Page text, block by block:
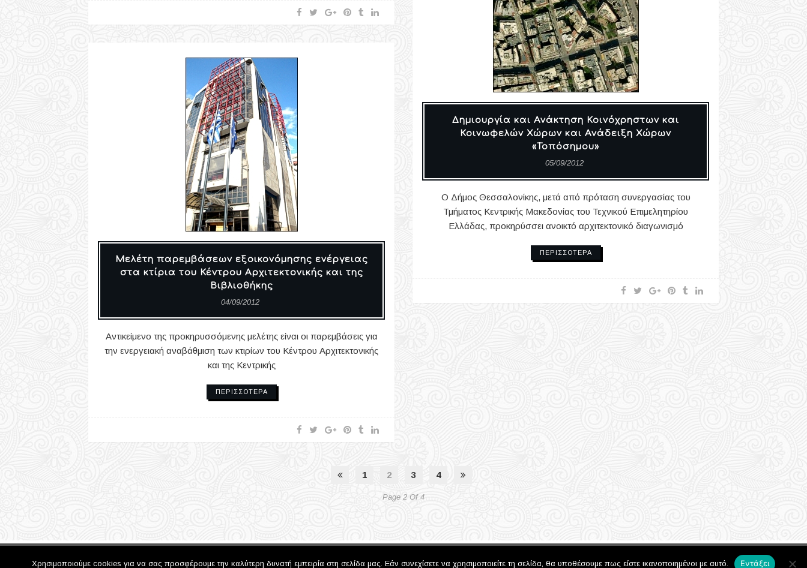
Δημιουργία και Ανάκτηση Κοινόχρηστων και
Κοινωφελών Χώρων και Ανάδειξη Χώρων
«Τοπόσημου»
05/09/2012
Ο Δήμος Θεσσαλονίκης, μετά από πρόταση συνεργασίας του
Τμήματος Κεντρικής Μακεδονίας του Τεχνικού Επιμελητηρίου
Ελλάδας, προκηρύσσει ανοικτό αρχιτεκτονικό διαγωνισμό
ΠΕΡΙΣΣΌΤΕΡΑ
Μελέτη παρεμβάσεων εξοικονόμησης ενέργειας
στα κτίρια του Κέντρου Αρχιτεκτονικής και της
Βιβλιοθήκης
04/09/2012
Αντικείμενο της προκηρυσσόμενης μελέτης είναι οι παρεμβάσεις για
την ενεργειακή αναβάθμιση των κτιρίων του Κέντρου Αρχιτεκτονικής
και της Κεντρικής
ΠΕΡΙΣΣΌΤΕΡΑ
1 2 3 4
Page 2 Of 4
Copyright © 2017 Δήμος Θεσσαλονίκης Powered by Development by
Χρησιμοποιούμε cookies για να σας προσφέρουμε την καλύτερη δυνατή εμπειρία στη σελίδα μας. Εάν συνεχίσετε να χρησιμοποιείτε τη σελίδα, θα υποθέσουμε πως είστε ικανοποιημένοι με αυτό. Εντάξει